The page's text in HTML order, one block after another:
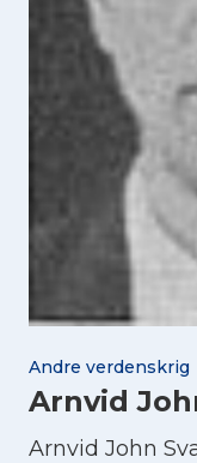
Andre verdenskrig
Arnvid
Arnvid John